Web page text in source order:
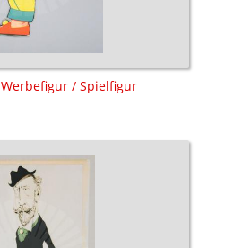
/ Spielfigur